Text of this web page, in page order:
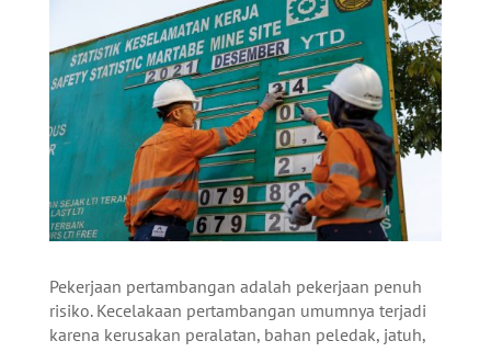
Pekerjaan pertambangan adalah pekerjaan penuh
risiko. Kecelakaan pertambangan umumnya terjadi
karena kerusakan peralatan, bahan peledak, jatuh,